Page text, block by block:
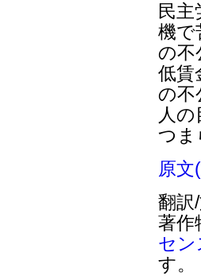
民
機で
の不
低賃
の不
人
つま
原
翻訳
著作
セン
す。